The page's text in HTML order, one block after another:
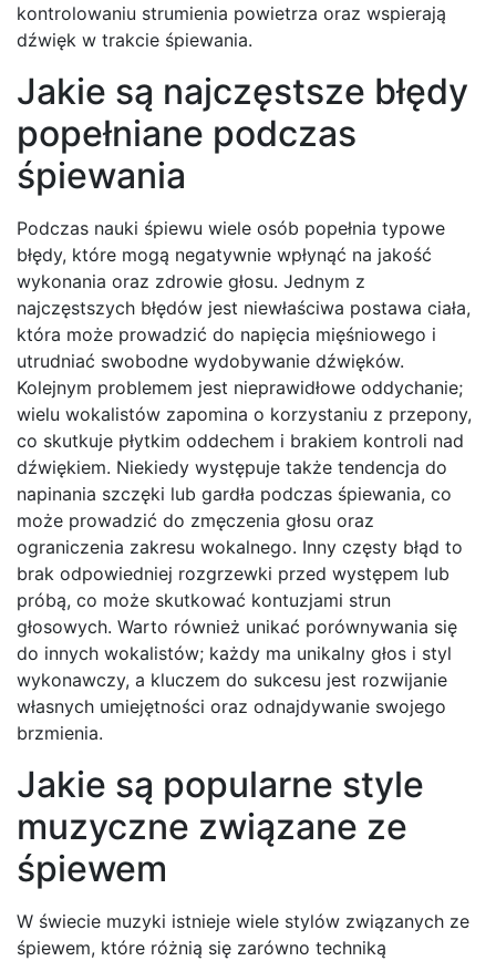
kontrolowaniu strumienia powietrza oraz wspierają
dźwięk w trakcie śpiewania.
Jakie są najczęstsze błędy
popełniane podczas
śpiewania
Podczas nauki śpiewu wiele osób popełnia typowe
błędy, które mogą negatywnie wpłynąć na jakość
wykonania oraz zdrowie głosu. Jednym z
najczęstszych błędów jest niewłaściwa postawa ciała,
która może prowadzić do napięcia mięśniowego i
utrudniać swobodne wydobywanie dźwięków.
Kolejnym problemem jest nieprawidłowe oddychanie;
wielu wokalistów zapomina o korzystaniu z przepony,
co skutkuje płytkim oddechem i brakiem kontroli nad
dźwiękiem. Niekiedy występuje także tendencja do
napinania szczęki lub gardła podczas śpiewania, co
może prowadzić do zmęczenia głosu oraz
ograniczenia zakresu wokalnego. Inny częsty błąd to
brak odpowiedniej rozgrzewki przed występem lub
próbą, co może skutkować kontuzjami strun
głosowych. Warto również unikać porównywania się
do innych wokalistów; każdy ma unikalny głos i styl
wykonawczy, a kluczem do sukcesu jest rozwijanie
własnych umiejętności oraz odnajdywanie swojego
brzmienia.
Jakie są popularne style
muzyczne związane ze
śpiewem
W świecie muzyki istnieje wiele stylów związanych ze
śpiewem, które różnią się zarówno techniką